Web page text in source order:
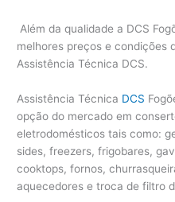
Além da qualidade a DCS
melhores preços e condições
Assistência Técnica DCS.
Assistência Técnica DCS
opção do mercado em
eletrodomésticos tais como:
sides, freezers, frigobares,
cooktops, fornos,
aquecedores e troca de filtro